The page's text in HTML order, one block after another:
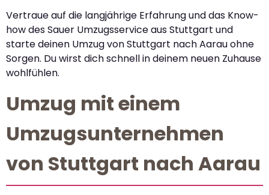
Vertraue auf die langjährige Erfahrung und das Know-
how des Sauer Umzugsservice aus Stuttgart und
starte deinen Umzug von Stuttgart nach Aarau ohne
Sorgen. Du wirst dich schnell in deinem neuen Zuhause
wohlfühlen.
Umzug mit einem
Umzugsunternehmen
von Stuttgart nach Aarau